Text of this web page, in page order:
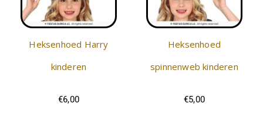
Heksenhoed Harry
kinderen
€6,00
Heksenhoed
spinnenweb kinderen
€5,00